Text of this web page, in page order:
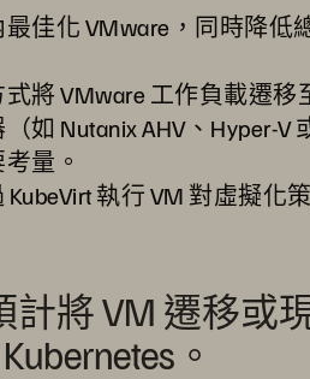
佳化 VMware，同時降低
將 VMware 工作負載遷移
Nutanix AHV、Hyper-V
量。
KubeVirt 執行 VM 對虛擬化
計將 VM 遷移或
Kubernetes。